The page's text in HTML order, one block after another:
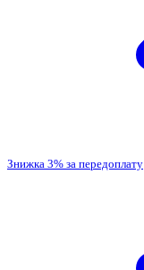
Знижка 3% за передоплату